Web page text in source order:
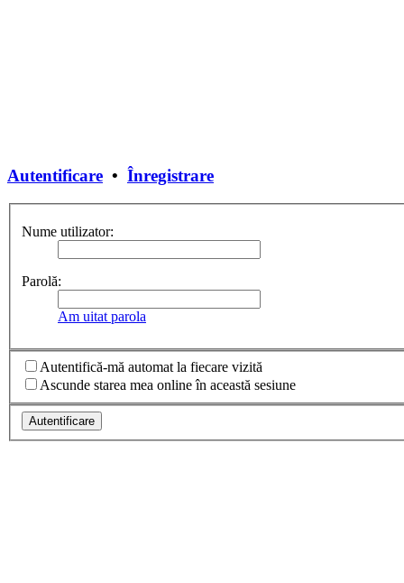
Autentificare • Înregistrare
Nume utilizator:
Parolă:
Am uitat parola
Autentifică-mă automat la fiecare vizită
Ascunde starea mea online în această sesiune